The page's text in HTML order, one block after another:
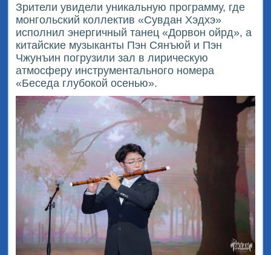
Зрители увидели уникальную программу, где
монгольский коллектив «Сувдан Хэдхэ»
исполнил энергичный танец «Дорвон ойрд», а
китайские музыканты Пэн Сянъюй и Пэн
Чжунъин погрузили зал в лирическую
атмосферу инструментального номера
«Беседа глубокой осенью».